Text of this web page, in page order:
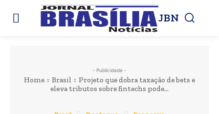
JBN
- Publicidade -
Home Brasil
Projeto que dobra taxação de bets e
eleva tributos sobre fintechs pode...